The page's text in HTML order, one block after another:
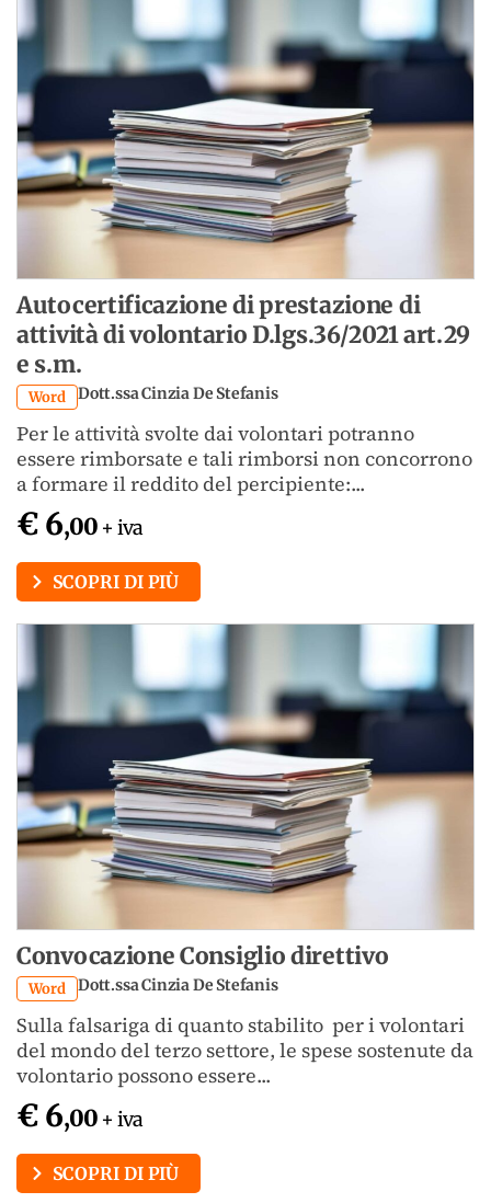
Autocertificazione di prestazione di
attività di volontario D.lgs.36/2021 art.29
e s.m.
Word Dott.ssa Cinzia De Stefanis
Per le attività svolte dai volontari potranno
essere rimborsate e tali rimborsi non concorrono
a formare il reddito del percipiente:...
€ 6,00 + iva
SCOPRI DI PIÙ
Convocazione Consiglio direttivo
Word Dott.ssa Cinzia De Stefanis
Sulla falsariga di quanto stabilito per i volontari
del mondo del terzo settore, le spese sostenute da
volontario possono essere...
€ 6,00 + iva
SCOPRI DI PIÙ